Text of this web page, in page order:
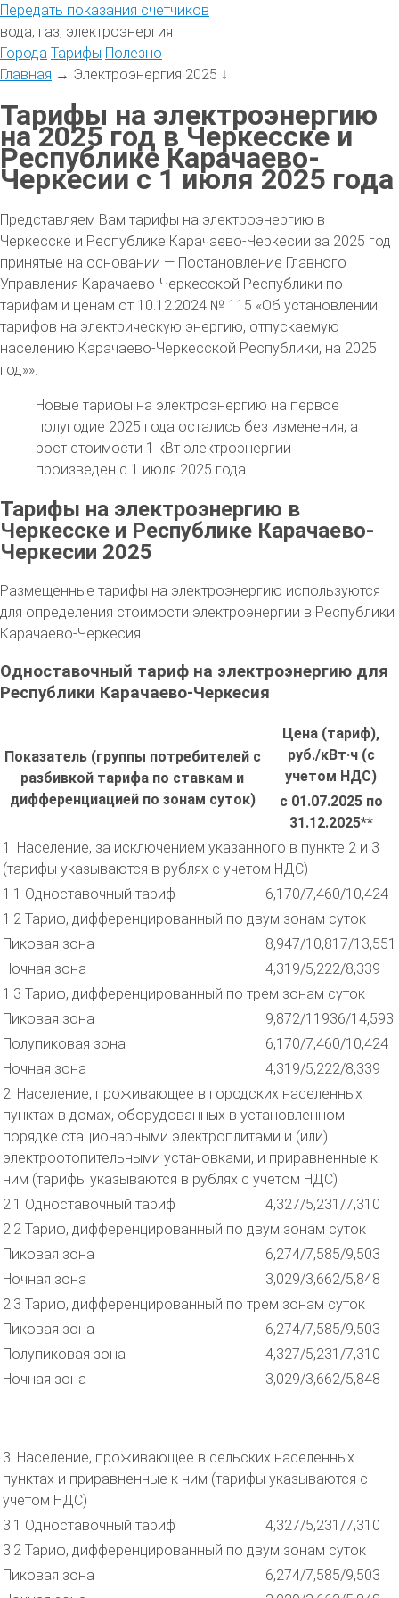
Передать показания счетчиков
вода, газ, электроэнергия
Города Тарифы Полезно
Главная → Электроэнергия 2025 ↓
Тарифы на электроэнергию
на 2025 год в Черкесске и
Республике Карачаево-
Черкесии с 1 июля 2025 года
Представляем Вам тарифы на электроэнергию в
Черкесске и Республике Карачаево-Черкесии за 2025 год
принятые на основании — Постановление Главного
Управления Карачаево-Черкесской Республики по
тарифам и ценам от 10.12.2024 № 115 «Об установлении
тарифов на электрическую энергию, отпускаемую
населению Карачаево-Черкесской Республики, на 2025
год»».
Новые тарифы на электроэнергию на первое
полугодие 2025 года остались без изменения, а
рост стоимости 1 кВт электроэнергии
произведен с 1 июля 2025 года.
Тарифы на электроэнергию в
Черкесске и Республике Карачаево-
Черкесии 2025
Размещенные тарифы на электроэнергию используются
для определения стоимости электроэнергии в Республики
Карачаево-Черкесия.
Одноставочный тариф на электроэнергию для
Республики Карачаево-Черкесия
Показатель (группы потребителей с
разбивкой тарифа по ставкам и
дифференциацией по зонам суток)
Цена (тариф),
руб./кВт·ч (с
учетом НДС)
с 01.07.2025 по
31.12.2025**
1. Население, за исключением указанного в пункте 2 и 3
(тарифы указываются в рублях с учетом НДС)
1.1 Одноставочный тариф
6,170/7,460/10,424
1.2 Тариф, дифференцированный по двум зонам суток
Пиковая зона
8,947/10,817/13,551
Ночная зона
4,319/5,222/8,339
1.3 Тариф, дифференцированный по трем зонам суток
Пиковая зона
9,872/11936/14,593
Полупиковая зона
6,170/7,460/10,424
Ночная зона
4,319/5,222/8,339
2. Население, проживающее в городских населенных
пунктах в домах, оборудованных в установленном
порядке стационарными электроплитами и (или)
электроотопительными установками, и приравненные к
ним (тарифы указываются в рублях с учетом НДС)
2.1 Одноставочный тариф
4,327/5,231/7,310
2.2 Тариф, дифференцированный по двум зонам суток
Пиковая зона
6,274/7,585/9,503
Ночная зона
3,029/3,662/5,848
2.3 Тариф, дифференцированный по трем зонам суток
Пиковая зона
6,274/7,585/9,503
Полупиковая зона
4,327/5,231/7,310
Ночная зона
3,029/3,662/5,848
.
3. Население, проживающее в сельских населенных
пунктах и приравненные к ним (тарифы указываются с
учетом НДС)
3.1 Одноставочный тариф
4,327/5,231/7,310
3.2 Тариф, дифференцированный по двум зонам суток
Пиковая зона
6,274/7,585/9,503